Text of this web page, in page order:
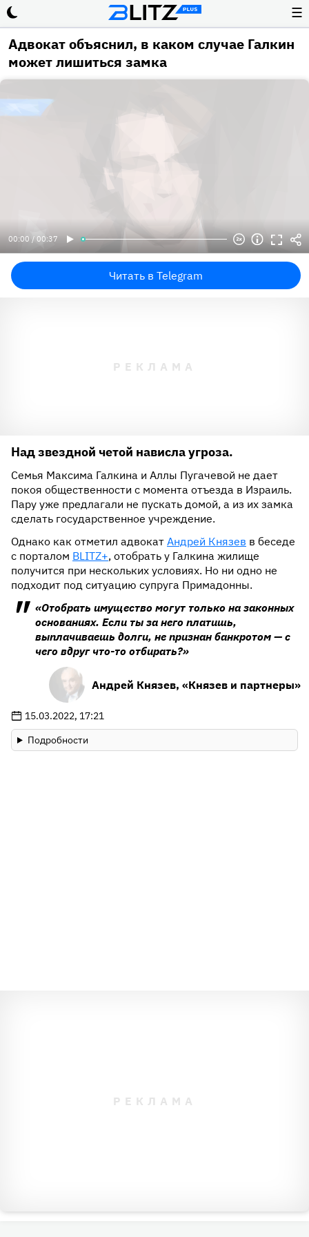
☰
Адвокат объяснил, в каком случае Галкин
может лишиться замка
00:00 / 00:37
Читать в Telegram
Над звездной четой нависла угроза.
Семья Максима Галкина и Аллы Пугачевой не дает
покоя общественности с момента отъезда в Израиль.
Пару уже предлагали не пускать домой, а из их замка
сделать государственное учреждение.
Однако как отметил адвокат Андрей Князев в беседе
с порталом BLITZ+, отобрать у Галкина жилище
получится при нескольких условиях. Но ни одно не
подходит под ситуацию супруга Примадонны.
«Отобрать имущество могут только на законных
основаниях. Если ты за него платишь,
выплачиваешь долги, не признан банкротом — с
чего вдруг что-то отбирать?»
Андрей Князев, «Князев и партнеры»
15.03.2022, 17:21
Подробности